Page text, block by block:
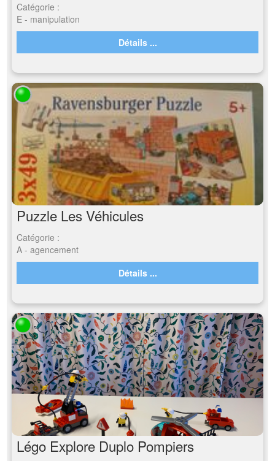
Catégorie :
E - manipulation
Détails ...
Puzzle Les Véhicules
Catégorie :
A - agencement
Détails ...
Légo Explore Duplo Pompiers